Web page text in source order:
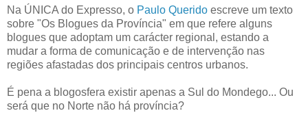
Na ÚNICA do Expresso, o Paulo Querido escreve um texto
sobre "Os Blogues da Província" em que refere alguns
blogues que adoptam um carácter regional, estando a
mudar a forma de comunicação e de intervenção nas
regiões afastadas dos principais centros urbanos.
É pena a blogosfera existir apenas a Sul do Mondego... Ou
será que no Norte não há província?